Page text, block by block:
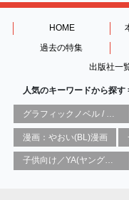
HOME
過去の特集
出版社一
人気のキーワードから探す
漫画：やおい(BL)漫画
子供向け／YA(ヤングアダルト)向け一般：芸術&芸術家